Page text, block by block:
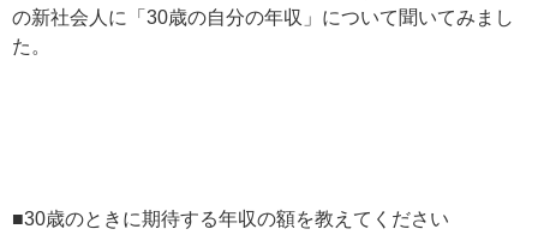
の新社会人に「30歳の自分の年収」について聞いてみまし
た。
■30歳のときに期待する年収の額を教えてください